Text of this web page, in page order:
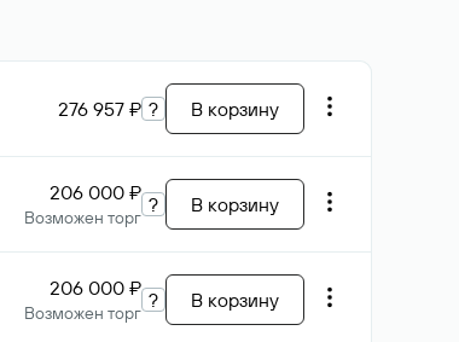
276 957 ₽ ? В корзину
206 000 ₽
Возможен торг
? В корзину
206 000 ₽
Возможен торг
? В корзину